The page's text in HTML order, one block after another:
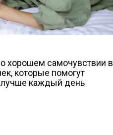
о хорошем самочувствии в
которые помогут
лучше каждый день